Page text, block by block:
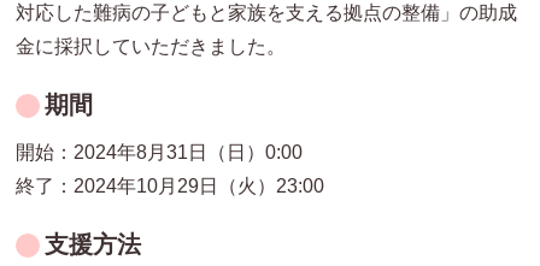
対応した難病の子どもと家族を支える拠点の整備」の助成
金に採択していただきました。
期間
開始：2024年8月31日（日）0:00
終了：2024年10月29日（火）23:00
支援方法